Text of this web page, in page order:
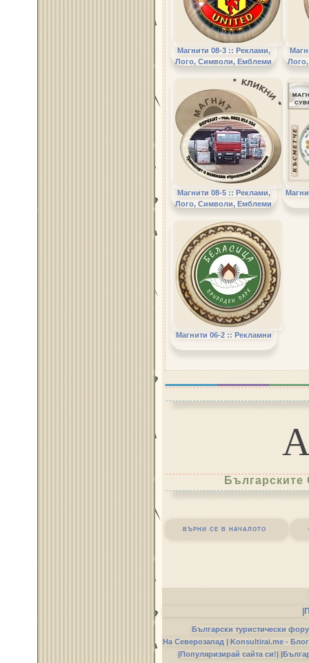
Магнити 08-3 :: Реклами,
Лого, Символи, Емблеми
Магнити 08-5 :: Реклами,
Лого, Символи, Емблеми
Магнити 06-2 :: Рекламни
върни се в началото
Български туристически
На Северозапад | Konsultirai.me -
|Популяризирай сайта си!|